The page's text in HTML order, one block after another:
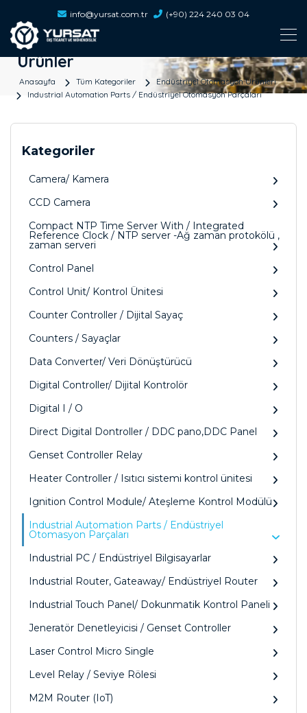
info@yursat.com.tr (+90) 224 240 03 04
Ürünler
Anasayfa Tüm Kategoriler
Endüstriyel Otomasyon Ürünleri
Industrial Automation Parts / Endüstriyel Otomasyon Parçaları
Kategoriler
Camera/ Kamera
CCD Camera
Compact NTP Time Server With / Integrated
Reference Clock / NTP server -Ağ zaman protokölü ,
zaman serveri
Control Panel
Control Unit/ Kontrol Ünitesi
Counter Controller / Dijital Sayaç
Counters / Sayaçlar
Data Converter/ Veri Dönüştürücü
Digital Controller/ Dijital Kontrolör
Digital I / O
Direct Digital Dontroller / DDC pano,DDC Panel
Genset Controller Relay
Heater Controller / Isıtıcı sistemi kontrol ünitesi
Ignition Control Module/ Ateşleme Kontrol Modülü
Industrial Automation Parts / Endüstriyel
Otomasyon Parçaları
Industrial PC / Endüstriyel Bilgisayarlar
Industrial Router, Gateaway/ Endüstriyel Router
Industrial Touch Panel/ Dokunmatik Kontrol Paneli
Jeneratör Denetleyicisi / Genset Controller
Laser Control Micro Single
Level Relay / Seviye Rölesi
M2M Router (IoT)